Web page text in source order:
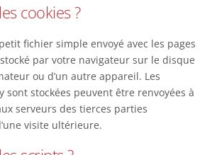
cookies ?
fichier simple envoyé avec les pages
par votre navigateur sur le disque
ou d’un autre appareil. Les
sont stockées peuvent être renvoyées à
serveurs des tierces parties
visite ultérieure.